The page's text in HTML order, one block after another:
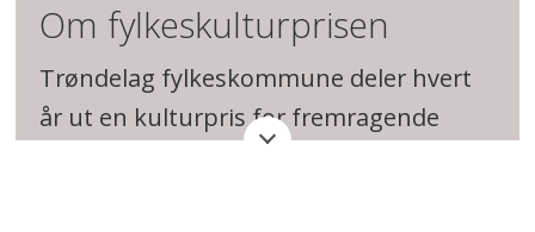
Om fylkeskulturprisen
Trøndelag fylkeskommune deler hvert
år ut en kulturpris for fremragende